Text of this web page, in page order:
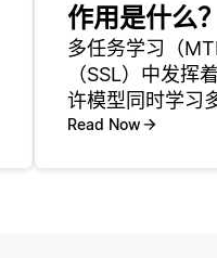
作用是什么？
多任务学习（
（SSL）中发挥
许模型同时学习
训练过程的效率
Read Now